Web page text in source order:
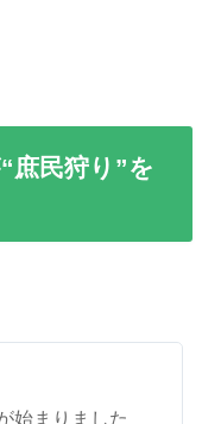
庶民狩り”を
始まりました